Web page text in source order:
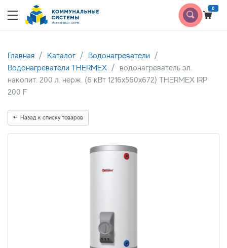
0
Главная Каталог
Водонагреватели
Водонагреватели THERMEX
водонагреватель эл.
накопит. 200 л. нерж. (6 кВт 1216х560х672) THERMEX IRP
200 F
Назад к списку товаров